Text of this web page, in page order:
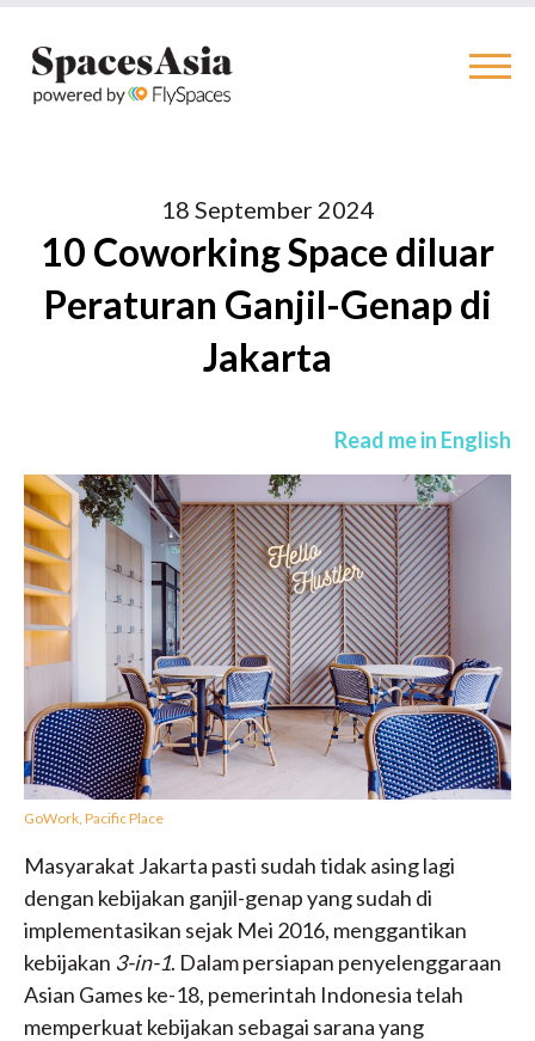
18 September 2024
10 Coworking Space diluar
Peraturan Ganjil-Genap di
Jakarta
Read me in English
GoWork, Pacific Place
Masyarakat Jakarta pasti sudah tidak asing lagi
dengan kebijakan ganjil-genap yang sudah di
implementasikan sejak Mei 2016, menggantikan
kebijakan 3-in-1. Dalam persiapan penyelenggaraan
Asian Games ke-18, pemerintah Indonesia telah
memperkuat kebijakan sebagai sarana yang